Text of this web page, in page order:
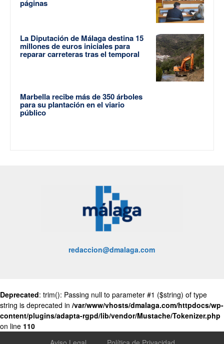
páginas
La Diputación de Málaga destina 15
millones de euros iniciales para
reparar carreteras tras el temporal
Marbella recibe más de 350 árboles
para su plantación en el viario
público
redaccion@dmalaga.com
Deprecated: trim(): Passing null to parameter #1 ($string) of type
string is deprecated in /var/www/vhosts/dmalaga.com/httpdocs/wp-
content/plugins/adapta-rgpd/lib/vendor/Mustache/Tokenizer.php
on line 110